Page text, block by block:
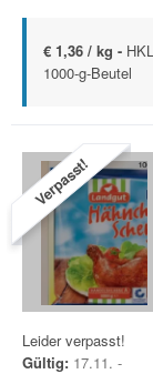
€ 1,36 / kg -
1000-g-Beutel
Verpasst!
Leider verpasst!
Gültig: 17.11. -